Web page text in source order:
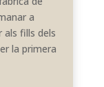
a
als fills dels
la primera